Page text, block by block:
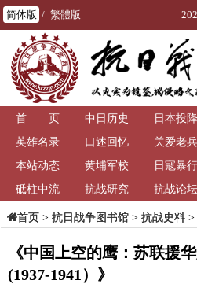
简体版 / 繁體版
首 页 中日历史 日本投降
英雄名录
口述回忆 关爱老兵
本站动态
黄埔军校 日寇暴行
砥柱中流
抗战研究 抗战论坛
首页> 抗日战争图书馆> 抗战史料>
《中国上空的鹰：苏联援
(1937-1941）》